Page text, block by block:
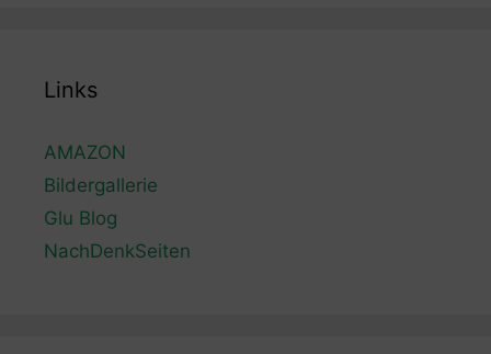
Links
AMAZON
Bildergallerie
Glu Blog
NachDenkSeiten